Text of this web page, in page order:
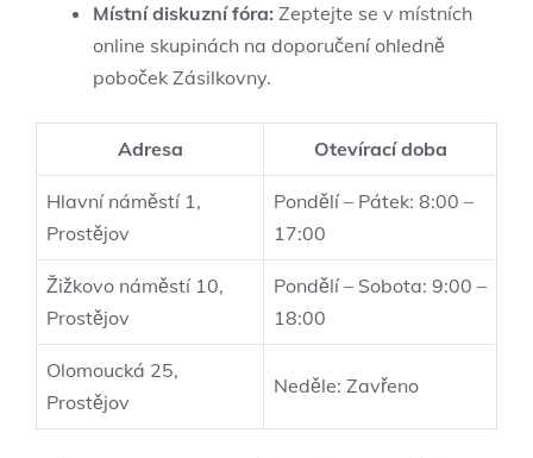
Místní diskuzní fóra: Zeptejte se v místních
online skupinách na doporučení ohledně
poboček Zásilkovny.
Adresa Otevírací doba
Hlavní náměstí 1,
Prostějov
Pondělí – Pátek: 8:00 –
17:00
Žižkovo náměstí 10,
Prostějov
Pondělí – Sobota: 9:00 –
18:00
Olomoucká 25,
Prostějov
Neděle: Zavřeno